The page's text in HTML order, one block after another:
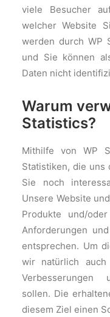
viele Besucher
welcher Website
werden durch WP
und Sie können
Daten nicht
Warum
Statistics?
Mithilfe von WP
Statistiken, die uns
Sie noch
Unsere Website
Produkte und/
Anforderungen
entsprechen. Um
wir natürlich
Verbesserungen
sollen. Die
diesem Ziel einen